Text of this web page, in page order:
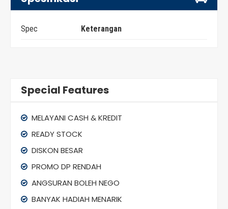
Spec Keterangan
Special Features
MELAYANI CASH & KREDIT
READY STOCK
DISKON BESAR
PROMO DP RENDAH
ANGSURAN BOLEH NEGO
BANYAK HADIAH MENARIK